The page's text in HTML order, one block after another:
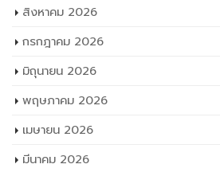
สิงหาคม 2026
กรกฎาคม 2026
มิถุนายน 2026
พฤษภาคม 2026
เมษายน 2026
มีนาคม 2026